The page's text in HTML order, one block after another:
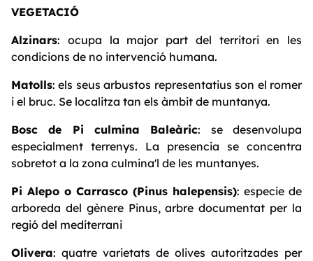
VEGETACIÓ
Alzinars: ocupa la major part del territori en les
condicions de no intervenció humana.
Matolls: els seus arbustos representatius son el romer
i el bruc. Se localitza tan els àmbit de muntanya.
Bosc de Pi culmina Baleàric: se desenvolupa
especialment terrenys. La presencia se concentra
sobretot a la zona culmina'l de les muntanyes.
Pi Alepo o Carrasco (Pinus halepensis): especie de
arboreda del gènere Pinus, arbre documentat per la
regió del mediterrani
Olivera: quatre varietats de olives autoritzades per